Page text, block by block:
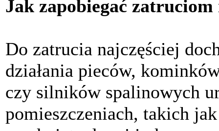
Jak zapobiegać
Do zatrucia najczęściej
działania pieców,
czy silników spalinowych
pomieszczeniach, takich